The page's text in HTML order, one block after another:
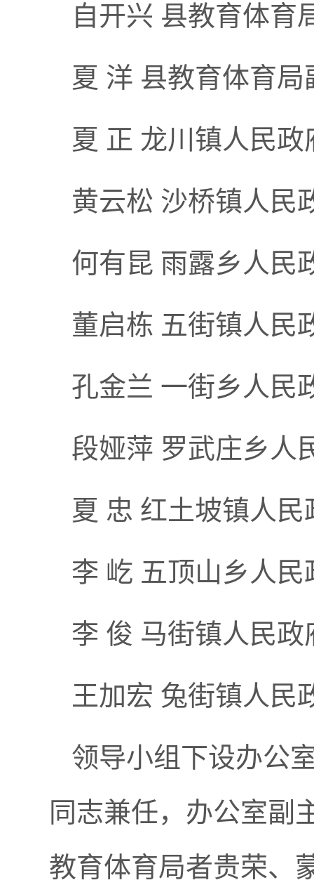
自开兴 县教育体育
夏 洋 县教育体育局
夏 正 龙川镇人民政
黄云松 沙桥镇人民
何有昆 雨露乡人民
董启栋 五街镇人民
孔金兰 一街乡人民
段娅萍 罗武庄乡人
夏 忠 红土坡镇人民
李 屹 五顶山乡人民
李 俊 马街镇人民政
王加宏 兔街镇人民
领导小组下设办公
同志兼任，办公室副
教育体育局者贵荣、